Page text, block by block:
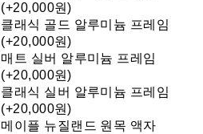
(+20,000원)
클래식 골드 알루미늄 프레임
(+20,000원)
매트 실버 알루미늄 프레임
(+20,000원)
클래식 실버 알루미늄 프레임
(+20,000원)
메이플 뉴질랜드 원목 액자